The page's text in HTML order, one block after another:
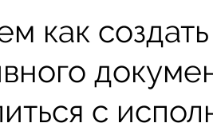
как
с